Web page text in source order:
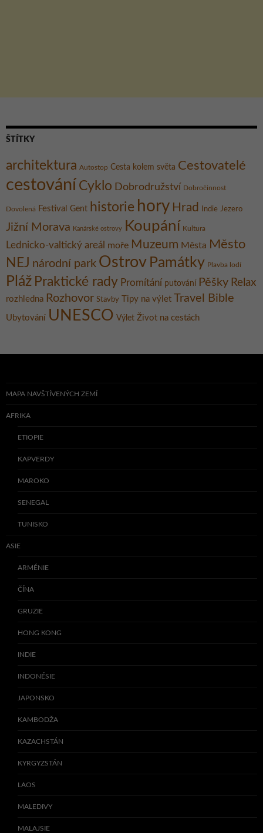
ŠTÍTKY
architektura Autostop Cesta kolem světa Cestovatelé
cestování Cyklo Dobrodružství Dobročinnost
Dovolená Festival Gent historie hory Hrad Indie Jezero
Jižní Morava Kanárské ostrovy Koupání Kultura
Lednicko-valtický areál moře Muzeum Města Město
NEJ národní park Ostrov Památky Plavba lodí
Pláž Praktické rady Promítání putování Pěšky Relax
rozhledna Rozhovor Stavby Tipy na výlet Travel Bible
Ubytování UNESCO Výlet Život na cestách
MAPA NAVŠTÍVENÝCH ZEMÍ
AFRIKA
ETIOPIE
KAPVERDY
MAROKO
SENEGAL
TUNISKO
ASIE
ARMÉNIE
ČÍNA
GRUZIE
HONG KONG
INDIE
INDONÉSIE
JAPONSKO
KAMBODŽA
KAZACHSTÁN
KYRGYZSTÁN
LAOS
MALEDIVY
MALAJSIE